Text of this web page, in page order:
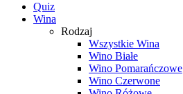
Quiz
Wina
Rodzaj
Wszystkie Wina
Wino Białe
Wino Pomarańczowe
Wino Czerwone